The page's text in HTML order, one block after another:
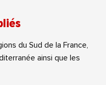
du Sud de la France,
ainsi que les